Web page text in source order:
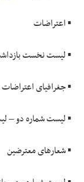
▪️ اعتراضات
▪️ لیست نخست
▪️ جغرافیای اعتراضات
▪️ لیست شماره دو –
▪️ شعارهای معترضین